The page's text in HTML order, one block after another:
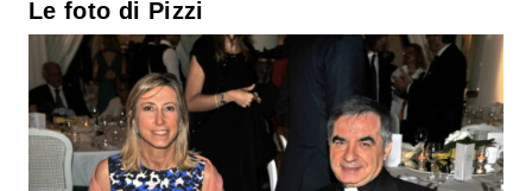
Le foto di Pizzi